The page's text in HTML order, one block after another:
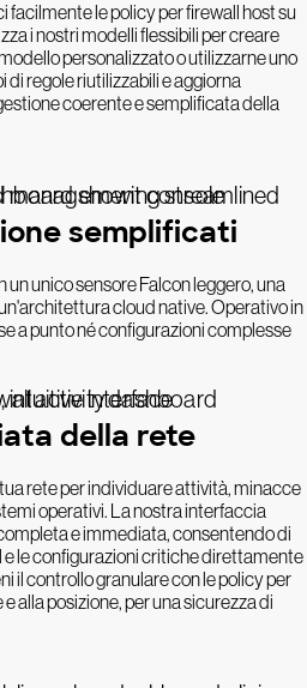
facilmente le policy per firewall host su
i nostri modelli flessibili per creare
personalizzato o utilizzarne uno
regole riutilizzabili e aggiorna
coerente e semplificata della
semplificati
unico sensore Falcon leggero, una
cloud native. Operativo in
a punto né configurazioni complesse
della rete
rete per individuare attività, minacce
operativi. La nostra interfaccia
e immediata, consentendo di
le configurazioni critiche direttamente
il controllo granulare con le policy per
alla posizione, per una sicurezza di